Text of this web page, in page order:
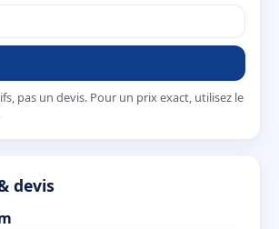
pas un devis. Pour un prix exact, utilisez le
devis